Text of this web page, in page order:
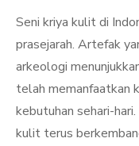
Seni kriya kulit di
prasejarah. Artefak
arkeologi
telah memanfaatkan
kebutuhan sehari-
kulit terus